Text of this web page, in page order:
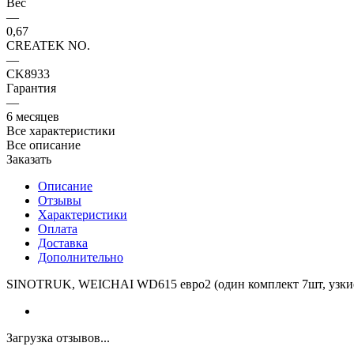
—
0,67
CREATEK NO.
—
CK8933
Гарантия
—
6 месяцев
Все характеристики
Все описание
Заказать
Описание
Отзывы
Характеристики
Оплата
Доставка
Дополнительно
SINOTRUK, WEICHAI WD615 евро2 (один комплект 7шт,
Загрузка отзывов...